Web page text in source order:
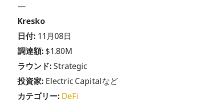
—
Kresko
日付: 11月08日
調達額:$1.80M
ラウンド:Strategic
投資家: Electric Capitalなど
カテゴリー: DeFi